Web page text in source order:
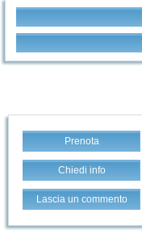
Prenota
Chiedi info
Lascia un commento